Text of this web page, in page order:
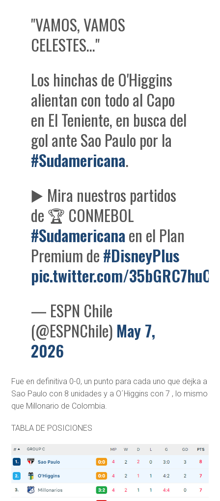
"VAMOS, VAMOS
CELESTES…"
Los hinchas de O'Higgins
alientan con todo al Capo
en El Teniente, en busca del
gol ante Sao Paulo por la
#Sudamericana.
▶️ Mira nuestros partidos
de 🏆 CONMEBOL
#Sudamericanaen el Plan
Premium de#DisneyPlus
pic.twitter.com/35bGRC7huC
— ESPN Chile
(@ESPNChile) May 7,
2026
Fue en definitiva 0-0, un punto para cada uno que dejka a
Sao Paulo con 8 unidades y a O´Higgins con 7 , lo mismo
que Millonario de Colombia.
TABLA DE POSICIONES